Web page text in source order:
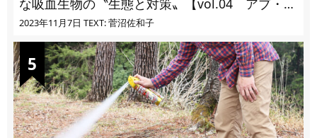
な吸血生物の〝生態と対策〟【vol.04 アブ・ブ
ユ・ヌカカ】
2023年11月7日 TEXT: 菅沼佐和子